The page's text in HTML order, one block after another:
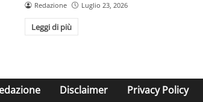
Redazione Luglio 23, 2026
Leggi di più
Disclaimer Privacy Policy